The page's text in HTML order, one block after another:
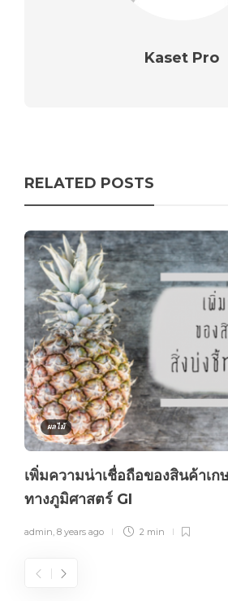
Kaset Pro
RELATED POSTS
ผลไม้
เพิ่มความน่าเชื่อถือของสินค้าเก
ทางภูมิศาสตร์ GI
admin, 8 years ago 2 min